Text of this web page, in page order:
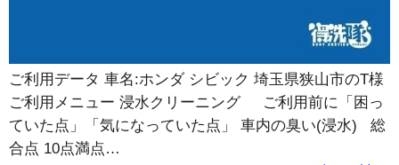
ご利用データ 車名:ホンダ シビック 埼玉県狭山市のT様
ご利用メニュー 浸水クリーニング ご利用前に「困っ
ていた点」「気になっていた点」 車内の臭い(浸水) 総
合点 10点満点…